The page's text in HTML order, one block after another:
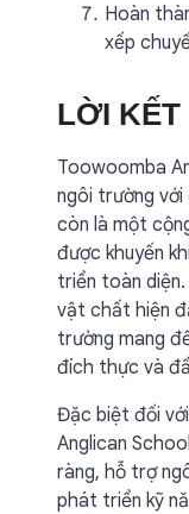
Hoàn
xếp
LỜI KẾT
Toowoomba
ngôi trường
còn là một
được khuyến
triển toàn
vật chất hiện
trường mang
đích thực và
Đặc biệt đối
Anglican
ràng, hỗ trợ
phát triển kỹ